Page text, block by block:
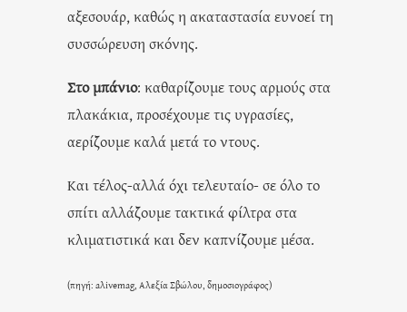
αξεσουάρ, καθώς η ακαταστασία ευνοεί τη
συσσώρευση σκόνης.
Στο μπάνιο: καθαρίζουμε τους αρμούς στα
πλακάκια, προσέχουμε τις υγρασίες,
αερίζουμε καλά μετά το ντους.
Και τέλος-αλλά όχι τελευταίο- σε όλο το
σπίτι αλλάζουμε τακτικά φίλτρα στα
κλιματιστικά και δεν καπνίζουμε μέσα.
(πηγή: aλivemag, Αλεξία Σβώλου, δημοσιογράφος)